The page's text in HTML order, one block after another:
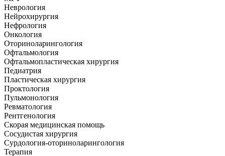
Неврология
Нейрохирургия
Нефрология
Онкология
Оториноларингология
Офтальмология
Офтальмопластическая хирургия
Педиатрия
Пластическая хирургия
Проктология
Пульмонология
Ревматология
Рентгенология
Скорая медицинская помощь
Сосудистая хирургия
Сурдология-оториноларингология
Терапия